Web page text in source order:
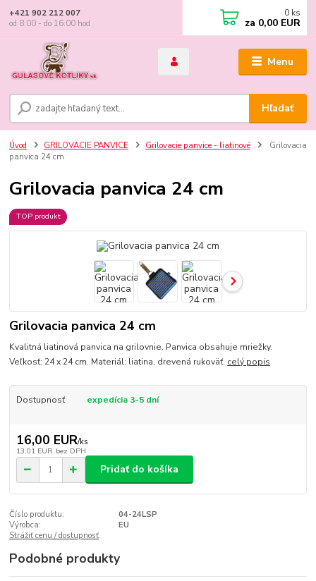
Menu
Hľadať
+421 902 212 007
od 8:00 - do 16:00 hod
0 ks
za 0,00 EUR
Úvod GRILOVACIE PANVICE Grilovacie panvice - liatinové
Grilovacia
panvica 24 cm
Grilovacia panvica 24 cm
TOP produkt
Grilovacia panvica 24 cm
Kvalitná liatinová panvica na grilovnie. Panvica obsahuje mriežky.
Veľkosť: 24 x 24 cm. Materiál: liatina, drevená rukoväť. celý popis
Dostupnosť expedícia 3-5 dní
16,00 EUR/ks
13,01 EUR bez DPH
Pridať do košíka
Číslo produktu:
04-24LSP
Výrobca:
EU
Strážiť cenu / dostupnosť
Podobné produkty